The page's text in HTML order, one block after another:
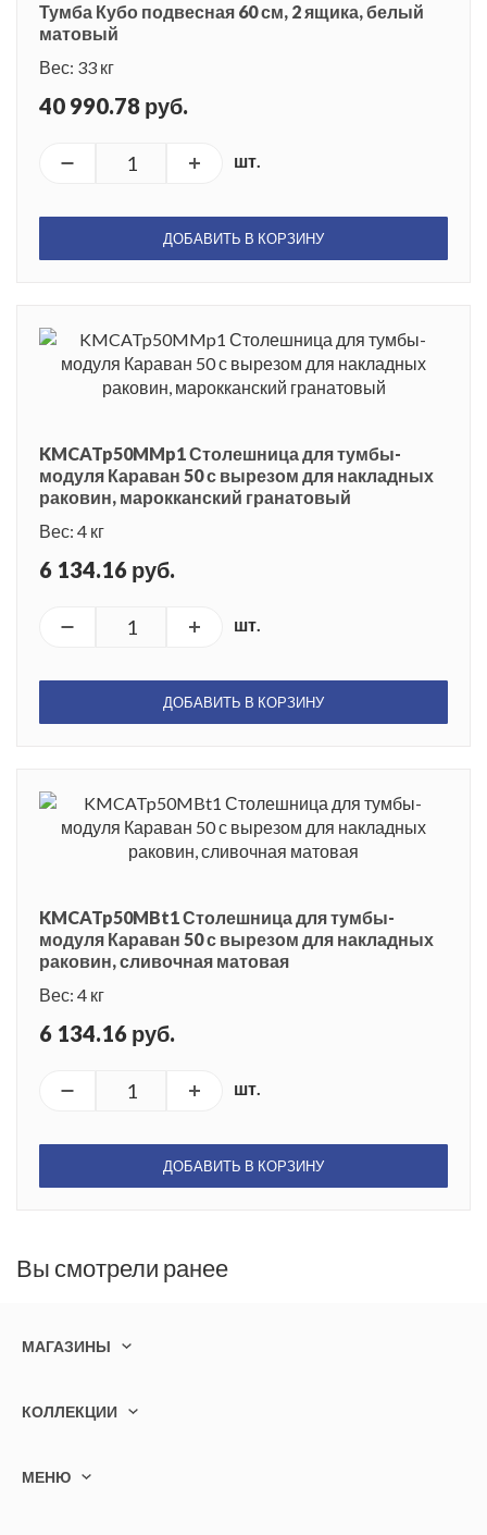
Тумба Кубо подвесная 60 см, 2 ящика, белый
матовый
Вес: 33 кг
40 990.78 руб.
шт.
ДОБАВИТЬ В КОРЗИНУ
KMCATp50MMp1 Столешница для тумбы-
модуля Караван 50 с вырезом для накладных
раковин, марокканский гранатовый
Вес: 4 кг
6 134.16 руб.
шт.
ДОБАВИТЬ В КОРЗИНУ
KMCATp50MBt1 Столешница для тумбы-
модуля Караван 50 с вырезом для накладных
раковин, сливочная матовая
Вес: 4 кг
6 134.16 руб.
шт.
ДОБАВИТЬ В КОРЗИНУ
Вы смотрели ранее
МАГАЗИНЫ
КОЛЛЕКЦИИ
МЕНЮ